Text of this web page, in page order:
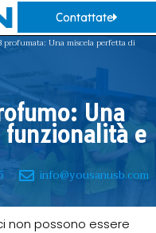
Contattate
profumata: Una miscela perfetta di
Una
e
info@yousanusb.com
non possono essere